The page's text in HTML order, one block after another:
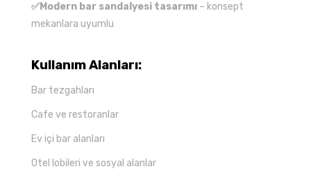
✅Modern bar sandalyesi tasarımı – konsept
mekanlara uyumlu
Kullanım Alanları:
Bar tezgahları
Cafe ve restoranlar
Ev içi bar alanları
Otel lobileri ve sosyal alanlar